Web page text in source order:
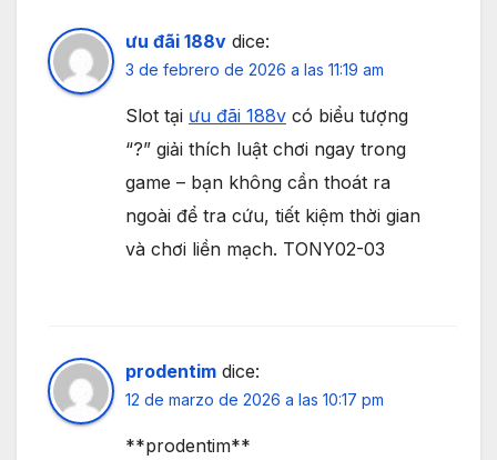
ưu đãi 188v dice:
3 de febrero de 2026 a las 11:19 am
Slot tại ưu đãi 188v có biểu tượng
“?” giải thích luật chơi ngay trong
game – bạn không cần thoát ra
ngoài để tra cứu, tiết kiệm thời gian
và chơi liền mạch. TONY02-03
prodentim dice:
12 de marzo de 2026 a las 10:17 pm
**prodentim**